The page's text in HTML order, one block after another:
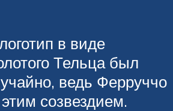
в виде
Тельца был
ведь Ферруччо
созвездием.